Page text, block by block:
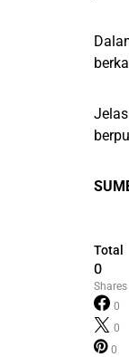
Total
0
Shares
0
0
0